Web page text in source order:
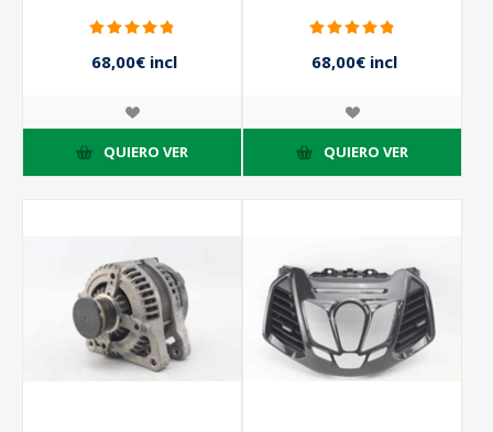
34118151C
68,00€ incl
QUIERO VER
34118150C
68,00€ incl
QUIERO VER